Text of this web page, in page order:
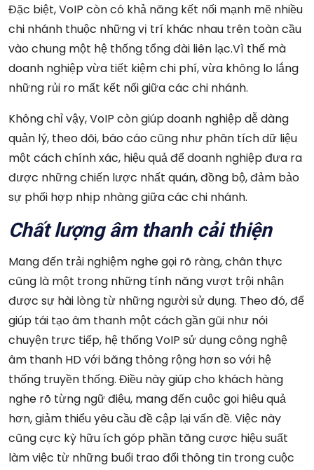
Đặc biệt, VoIP còn có khả năng kết nối mạnh mẽ nhiều
chi nhánh thuộc những vị trí khác nhau trên toàn cầu
vào chung một hệ thống tổng đài liên lạc.Vì thế mà
doanh nghiệp vừa tiết kiệm chi phí, vừa không lo lắng
những rủi ro mất kết nối giữa các chi nhánh.
Không chỉ vậy, VoIP còn giúp doanh nghiệp dễ dàng
quản lý, theo dõi, báo cáo cũng như phân tích dữ liệu
một cách chính xác, hiệu quả để doanh nghiệp đưa ra
được những chiến lược nhất quán, đồng bộ, đảm bảo
sự phối hợp nhịp nhàng giữa các chi nhánh.
Chất lượng âm thanh cải thiện
Mang đến trải nghiệm nghe gọi rõ ràng, chân thực
cũng là một trong những tính năng vượt trội nhận
được sự hài lòng từ những người sử dụng. Theo đó, để
giúp tái tạo âm thanh một cách gần gũi như nói
chuyện trực tiếp, hệ thống VoIP sử dụng công nghệ
âm thanh HD với băng thông rộng hơn so với hệ
thống truyền thống. Điều này giúp cho khách hàng
nghe rõ từng ngữ điệu, mang đến cuộc gọi hiệu quả
hơn, giảm thiểu yêu cầu đề cập lại vấn đề. Việc này
cũng cực kỳ hữu ích góp phần tăng cược hiệu suất
làm việc từ những buổi trao đổi thông tin trong cuộc